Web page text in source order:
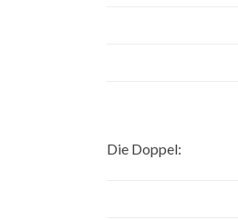
Die Doppel: